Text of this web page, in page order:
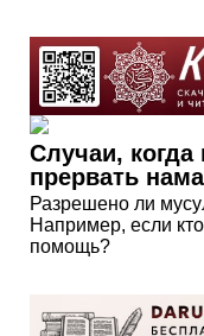
Случаи,
прервать
Разрешено ли
Например, если
помощь?